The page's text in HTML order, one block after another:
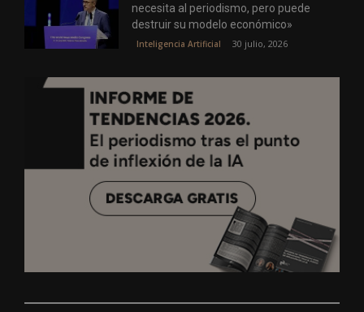
necesita al periodismo, pero puede
destruir su modelo económico»
Inteligencia Artificial 30 julio, 2026